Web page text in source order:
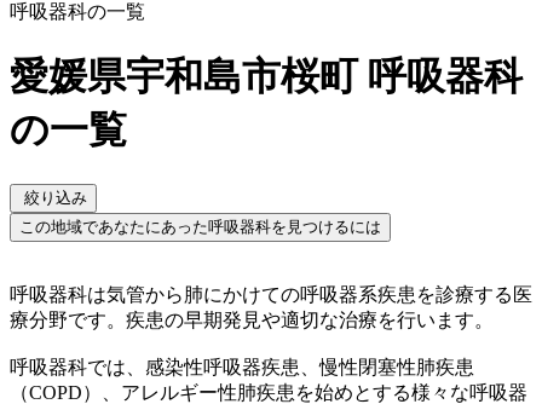
呼吸器科の一覧
愛媛県宇和島市桜町 呼吸器科
の一覧
絞り込み
この地域であなたにあった呼吸器科を見つけるには
呼吸器科は気管から肺にかけての呼吸器系疾患を診療する医
療分野です。疾患の早期発見や適切な治療を行います。
呼吸器科では、感染性呼吸器疾患、慢性閉塞性肺疾患
（COPD）、アレルギー性肺疾患を始めとする様々な呼吸器